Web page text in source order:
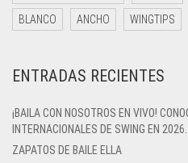
BLANCO ANCHO WINGTIPS
ENTRADAS RECIENTES
¡BAILA CON NOSOTROS EN VIVO!
INTERNACIONALES DE SWING EN 2026.
ZAPATOS DE BAILE ELLA